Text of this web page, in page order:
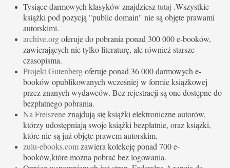
Tysiące darmowych klasyków znajdziesztutaj .Wszystkie
książki pod pozycją "public domain" nie są objęte prawami
autorskimi.
archive.orgoferuje do pobrania ponad 300 000 e-booków,
zawierających nie tylko literaturę, ale również starsze
czasopisma.
Projekt Gutenbergoferuje ponad 36 000 darmowych e-
booków opublikowanych wcześniej w formie książkowej
przez znanych wydawców. Bez rejestracji są one dostępne do
bezpłatnego pobrania.
Na Freiszeneznajdują się książki elektroniczne autorów,
którzy udostępniają swoje książki bezpłatnie, oraz książki,
które nie są już objęte prawem autorskim.
zulu-ebooks.comzawiera kolekcję ponad 700 e-
booków,które można pobrać bez logowania.